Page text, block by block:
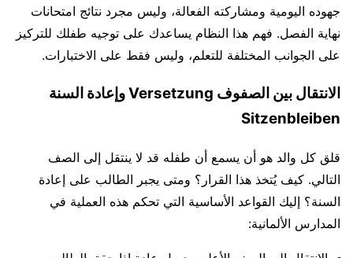
جهوده اليومية ومشاركته الفعالة، وليس مجرد نتائج امتحانات
نهاية الفصل. فهم هذا النظام يساعدك على توجيه طفلك للتركيز
على الجوانب المختلفة للتعلم، وليس فقط على الاختبارات.
الانتقال بين الصفوف Versetzung وإعادة السنة
Sitzenbleiben
قلق كل والد هو أن يسمع أن طفله قد لا ينتقل إلى الصف
التالي. كيف يُتخذ هذا القرار؟ ومتى يجبر الطالب على إعادة
السنة؟ إليك القواعد الأساسية التي تحكم هذه العملية في
المدارس الألمانية: